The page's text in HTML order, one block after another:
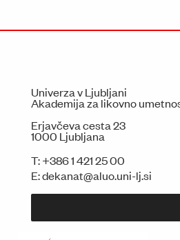
Univerza v Ljubljani
Akademija za likovno
Erjavčeva cesta 23
1000 Ljubljana
T:+386 1 421 25 00
E:dekanat@aluo.uni-lj.si